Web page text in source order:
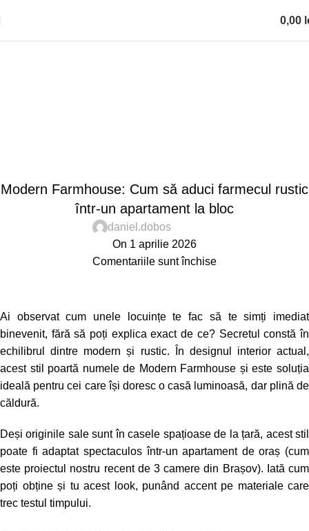
0,00
Modern Farmhouse: Cum să aduci farmecul rustic
într-un apartament la bloc
daniel.dobos
On 1 aprilie 2026
Comentariile sunt închise
Ai observat cum unele locuințe te fac să te simți imediat
binevenit, fără să poți explica exact de ce? Secretul constă în
echilibrul dintre modern și rustic. În designul interior actual,
acest stil poartă numele de Modern Farmhouse și este soluția
ideală pentru cei care își doresc o casă luminoasă, dar plină de
căldură.
Deși originile sale sunt în casele spațioase de la țară, acest stil
poate fi adaptat spectaculos într-un apartament de oraș (cum
este proiectul nostru recent de 3 camere din Brașov). Iată cum
poți obține și tu acest look, punând accent pe materiale care
trec testul timpului.